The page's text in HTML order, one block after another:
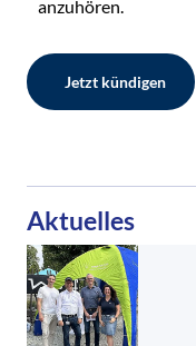
dieses
Feld
NICHT
ausfüllen!
Aktuelles